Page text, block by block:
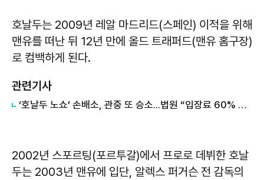
호날두는 2009년 레알 마드리드(스페인) 이적을 위해
맨유를 떠난 뒤 12년 만에 올드 트래퍼드(맨유 홈구장)
로 컴백하게 된다.
관련기사
‘호날두 노쇼’ 손배소, 관중 또 승소...법원 “입장료 60% 배상”
2002년 스포르팅(포르투갈)에서 프로로 데뷔한 호날
두는 2003년 맨유에 입단, 알렉스 퍼거슨 전 감독의